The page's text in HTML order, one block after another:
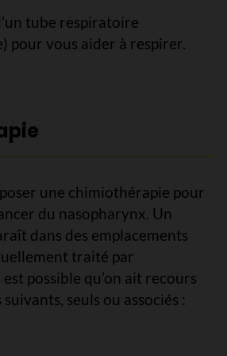
tube respiratoire
pour vous aider à respirer.
une chimiothérapie pour
du nasopharynx. Un
dans des emplacements
traité par
possible qu’on ait recours
seuls ou associés :